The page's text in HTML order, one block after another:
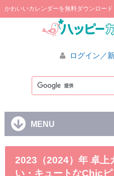
かわいいカレンダーを無料ダウンロード
ログイン／
MENU
2023（2024）年 卓上
い・キュートなChic